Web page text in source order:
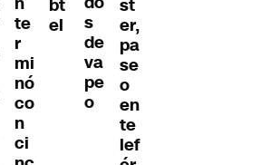
te
r
mi
nó
co
n
ci
bt
el
s
de
va
pe
o
st
er,
pa
se
o
en
te
lef